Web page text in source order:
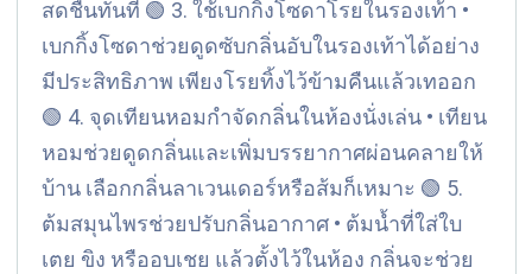
สดชื่นทันที 🟢 3. ใช้เบกกิ้งโซดาโรยในรองเท้า •
เบกกิ้งโซดาช่วยดูดซับกลิ่นอับในรองเท้าได้อย่าง
มีประสิทธิภาพ เพียงโรยทิ้งไว้ข้ามคืนแล้วเทออก
🟢 4. จุดเทียนหอมกำจัดกลิ่นในห้องนั่งเล่น • เทียน
หอมช่วยดูดกลิ่นและเพิ่มบรรยากาศผ่อนคลายให้
บ้าน เลือกกลิ่นลาเวนเดอร์หรือส้มก็เหมาะ 🟢 5.
ต้มสมุนไพรช่วยปรับกลิ่นอากาศ • ต้มน้ำที่ใส่ใบ
เตย ขิง หรืออบเชย แล้วตั้งไว้ในห้อง กลิ่นจะช่วย